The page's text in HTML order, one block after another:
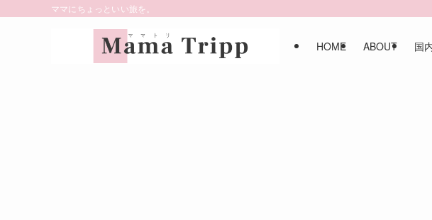
ママにちょっといい旅を。
HOME ABOUT 国